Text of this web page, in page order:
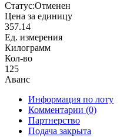
Статус:Отменен
Цена за единицу
357.14
Ед. измерения
Килограмм
Кол-во
125
Аванс
Информация по лоту
Комментарии (0)
Партнерство
Подача закрыта